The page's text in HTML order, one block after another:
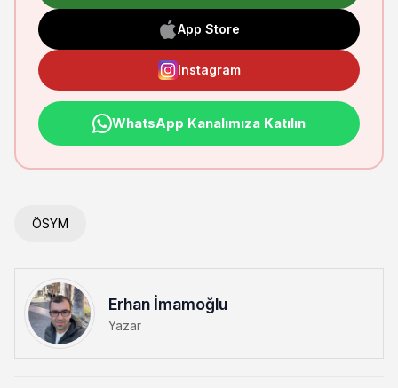
App Store
Instagram
WhatsApp Kanalımıza Katılın
ÖSYM
Erhan İmamoğlu
Yazar